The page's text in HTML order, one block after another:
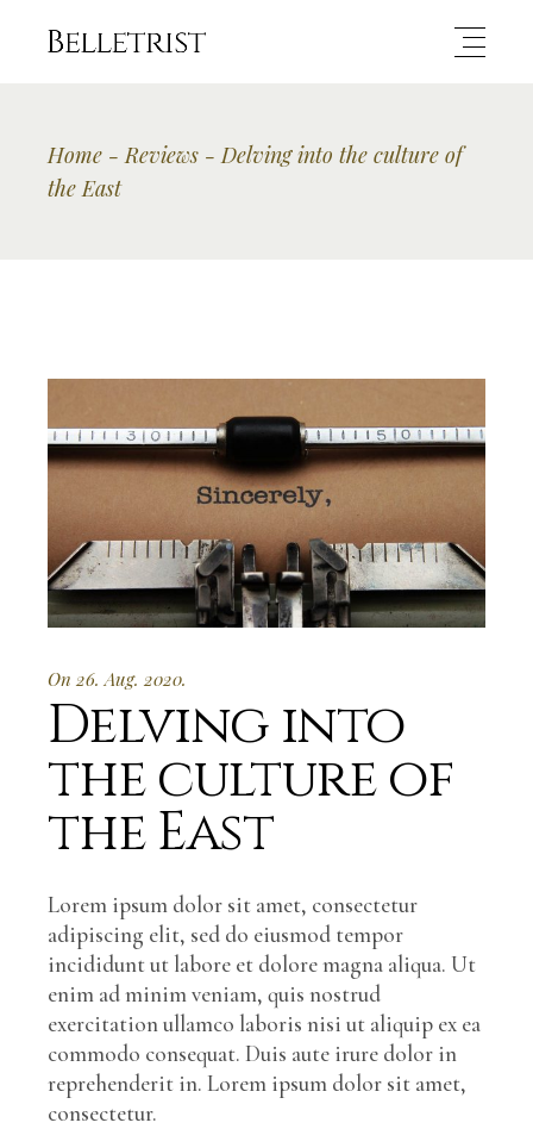
Home Reviews
Delving into the culture of
the East
On 26. Aug. 2020.
Delving into
the culture of
the East
Lorem ipsum dolor sit amet, consectetur
adipiscing elit, sed do eiusmod tempor
incididunt ut labore et dolore magna aliqua. Ut
enim ad minim veniam, quis nostrud
exercitation ullamco laboris nisi ut aliquip ex ea
commodo consequat. Duis aute irure dolor in
reprehenderit in. Lorem ipsum dolor sit amet,
consectetur.